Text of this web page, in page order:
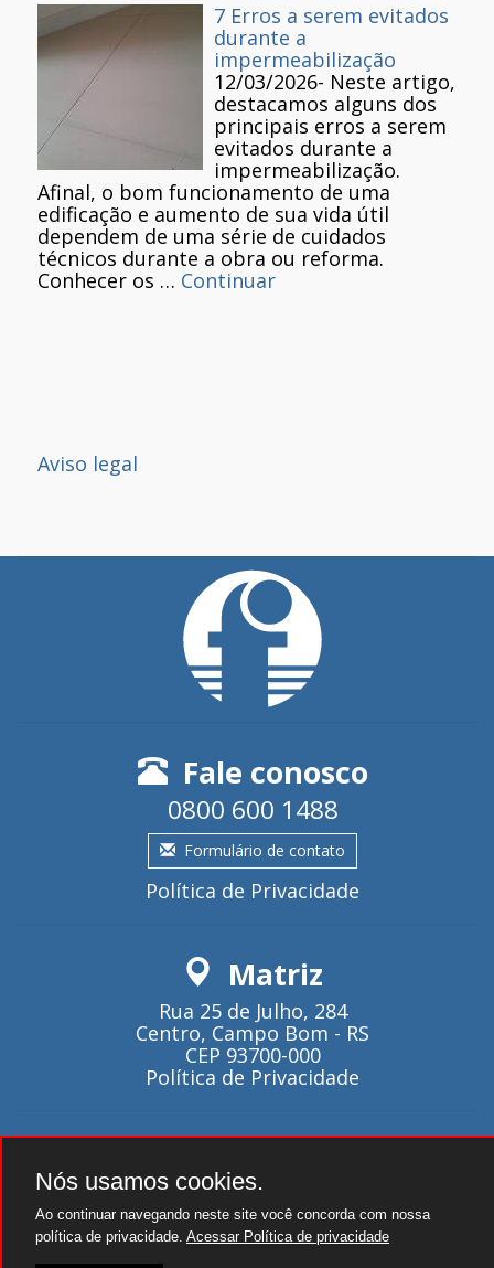
7 Erros a serem evitados
durante a
impermeabilização
12/03/2026- Neste artigo,
destacamos alguns dos
principais erros a serem
evitados durante a
impermeabilização.
Afinal, o bom funcionamento de uma
edificação e aumento de sua vida útil
dependem de uma série de cuidados
técnicos durante a obra ou reforma.
Conhecer os … Continuar
Aviso legal
Fale conosco
0800 600 1488
Formulário de contato
Política de Privacidade
Matriz
Rua 25 de Julho, 284
Centro, Campo Bom - RS
CEP 93700-000
Política de Privacidade
Seg~Qui - 08:00 as 18:00.
Sexta - 08:00 as 17:00.
Nós usamos cookies.
Ao continuar navegando neste site você concorda com nossa
política de privacidade. Acessar Política de privacidade